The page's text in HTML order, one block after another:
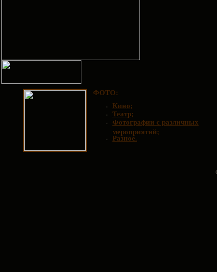
ФОТО:
Кино;
Театр;
Фотографии с различных
мероприятий;
Разное.